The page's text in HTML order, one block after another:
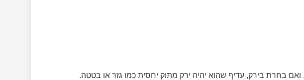
ואם בחרת בירק, עדיף שהוא יהיה ירק מתוק יחסית כמו גזר או בטטה.